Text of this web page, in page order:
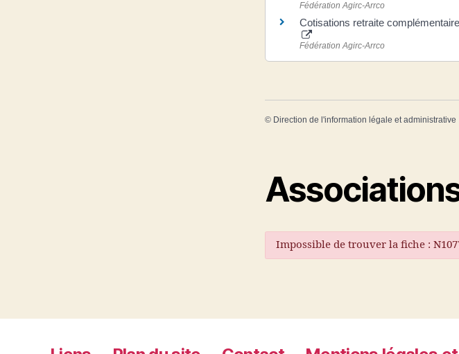
Fédération Agirc-Arrco
Cotisations retraite complémentaire
Fédération Agirc-Arrco
© Direction de l'information légale et administrative
Impossible de trouver la fiche :